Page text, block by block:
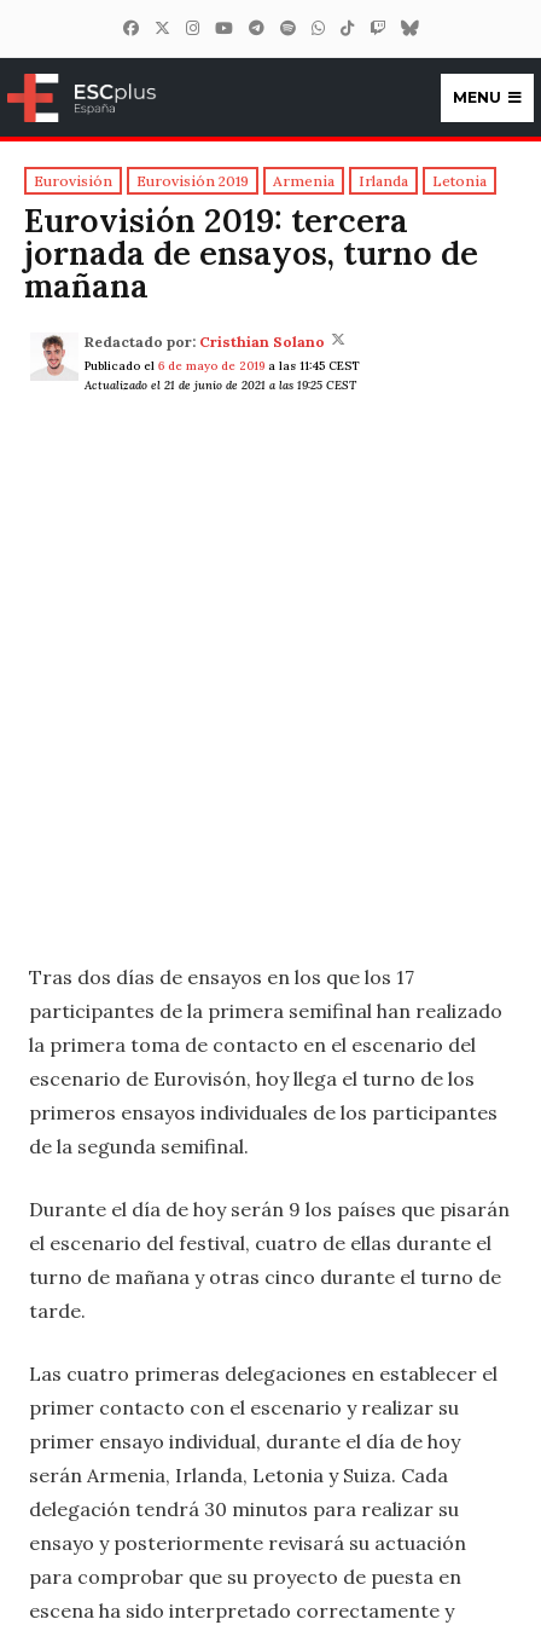
ESCplus España
MENU
Eurovisión Eurovisión 2019 Armenia Irlanda Letonia
Eurovisión 2019: tercera
jornada de ensayos, turno de
mañana
Redactado por: Cristhian Solano
Publicado el 6 de mayo de 2019 a las 11:45 CEST
Actualizado el 21 de junio de 2021 a las 19:25 CEST
Tras dos días de ensayos en los que los 17
participantes de la primera semifinal han realizado
la primera toma de contacto en el escenario del
escenario de Eurovisón, hoy llega el turno de los
primeros ensayos individuales de los participantes
de la segunda semifinal.
Durante el día de hoy serán 9 los países que pisarán
el escenario del festival, cuatro de ellas durante el
turno de mañana y otras cinco durante el turno de
tarde.
Las cuatro primeras delegaciones en establecer el
primer contacto con el escenario y realizar su
primer ensayo individual, durante el día de hoy
serán Armenia, Irlanda, Letonia y Suiza. Cada
delegación tendrá 30 minutos para realizar su
ensayo y posteriormente revisará su actuación
para comprobar que su proyecto de puesta en
escena ha sido interpretado correctamente y